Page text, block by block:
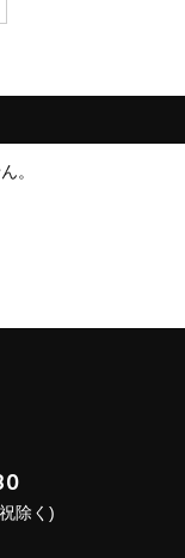
。
除く)